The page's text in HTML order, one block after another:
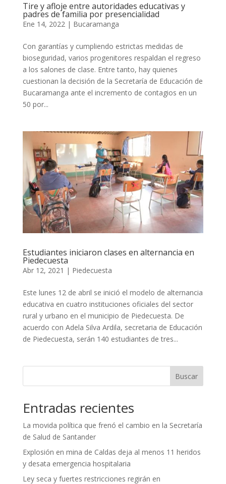
Tire y afloje entre autoridades educativas y
padres de familia por presencialidad
Ene 14, 2022| Bucaramanga
Con garantías y cumpliendo estrictas medidas de
bioseguridad, varios progenitores respaldan el regreso
a los salones de clase. Entre tanto, hay quienes
cuestionan la decisión de la Secretaría de Educación de
Bucaramanga ante el incremento de contagios en un
50 por...
Estudiantes iniciaron clases en alternancia en
Piedecuesta
Abr 12, 2021 | Piedecuesta
Este lunes 12 de abril se inició el modelo de alternancia
educativa en cuatro instituciones oficiales del sector
rural y urbano en el municipio de Piedecuesta. De
acuerdo con Adela Silva Ardila, secretaria de Educación
de Piedecuesta, serán 140 estudiantes de tres...
Buscar
Entradas recientes
La movida política que frenó el cambio en la Secretaría
de Salud de Santander
Explosión en mina de Caldas deja al menos 11 heridos
y desata emergencia hospitalaria
Ley seca y fuertes restricciones regirán en